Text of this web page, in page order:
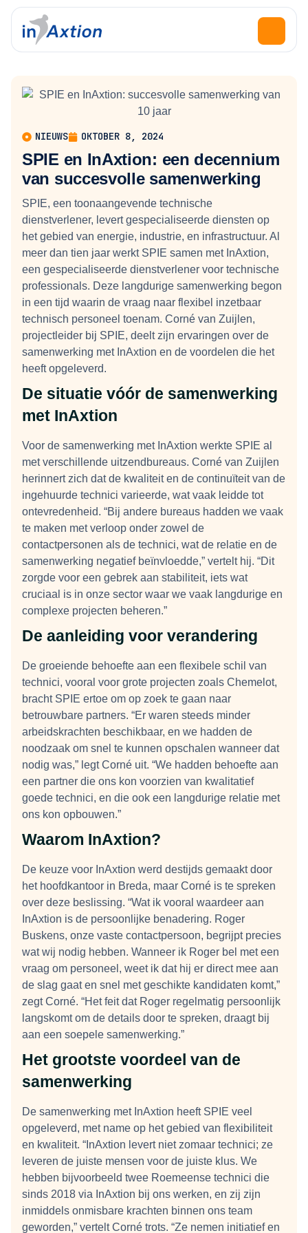
NIEUWS OKTOBER 8, 2024
SPIE en InAxtion: een decennium
van succesvolle samenwerking
SPIE, een toonaangevende technische
dienstverlener, levert gespecialiseerde diensten op
het gebied van energie, industrie, en infrastructuur. Al
meer dan tien jaar werkt SPIE samen met InAxtion,
een gespecialiseerde dienstverlener voor technische
professionals. Deze langdurige samenwerking begon
in een tijd waarin de vraag naar flexibel inzetbaar
technisch personeel toenam. Corné van Zuijlen,
projectleider bij SPIE, deelt zijn ervaringen over de
samenwerking met InAxtion en de voordelen die het
heeft opgeleverd.
De situatie vóór de samenwerking
met InAxtion
Voor de samenwerking met InAxtion werkte SPIE al
met verschillende uitzendbureaus. Corné van Zuijlen
herinnert zich dat de kwaliteit en de continuïteit van de
ingehuurde technici varieerde, wat vaak leidde tot
ontevredenheid. “Bij andere bureaus hadden we vaak
te maken met verloop onder zowel de
contactpersonen als de technici, wat de relatie en de
samenwerking negatief beïnvloedde,” vertelt hij. “Dit
zorgde voor een gebrek aan stabiliteit, iets wat
cruciaal is in onze sector waar we vaak langdurige en
complexe projecten beheren.”
De aanleiding voor verandering
De groeiende behoefte aan een flexibele schil van
technici, vooral voor grote projecten zoals Chemelot,
bracht SPIE ertoe om op zoek te gaan naar
betrouwbare partners. “Er waren steeds minder
arbeidskrachten beschikbaar, en we hadden de
noodzaak om snel te kunnen opschalen wanneer dat
nodig was,” legt Corné uit. “We hadden behoefte aan
een partner die ons kon voorzien van kwalitatief
goede technici, en die ook een langdurige relatie met
ons kon opbouwen.”
Waarom InAxtion?
De keuze voor InAxtion werd destijds gemaakt door
het hoofdkantoor in Breda, maar Corné is te spreken
over deze beslissing. “Wat ik vooral waardeer aan
InAxtion is de persoonlijke benadering. Roger
Buskens, onze vaste contactpersoon, begrijpt precies
wat wij nodig hebben. Wanneer ik Roger bel met een
vraag om personeel, weet ik dat hij er direct mee aan
de slag gaat en snel met geschikte kandidaten komt,”
zegt Corné. “Het feit dat Roger regelmatig persoonlijk
langskomt om de details door te spreken, draagt bij
aan een soepele samenwerking.”
Het grootste voordeel van de
samenwerking
De samenwerking met InAxtion heeft SPIE veel
opgeleverd, met name op het gebied van flexibiliteit
en kwaliteit. “InAxtion levert niet zomaar technici; ze
leveren de juiste mensen voor de juiste klus. We
hebben bijvoorbeeld twee Roemeense technici die
sinds 2018 via InAxtion bij ons werken, en zij zijn
inmiddels onmisbare krachten binnen ons team
geworden,” vertelt Corné trots. “Ze nemen initiatief en